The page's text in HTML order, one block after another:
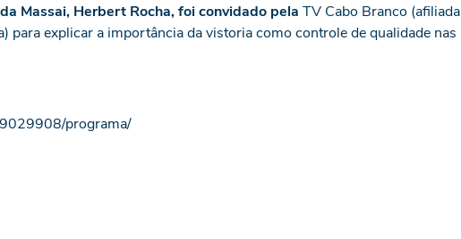
Massai, Herbert Rocha, foi convidado pela TV Cabo Branco (afiliada
para explicar a importância da vistoria como controle de qualidade nas
programa/